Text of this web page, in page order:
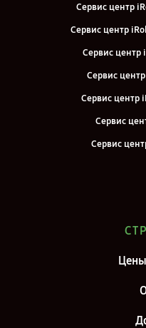
Сервис центр
Сервис центр
Сервис центр
Сервис
Сервис центр
Сервис
Сервис
Сервис центр